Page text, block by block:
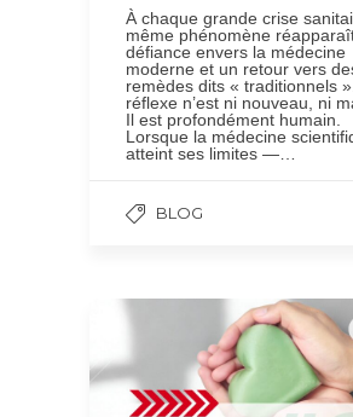
À chaque grande crise
même phénomène
défiance envers la médecine
moderne et un retour vers
remèdes dits « traditionnels
réflexe n’est ni nouveau, ni
Il est profondément humain.
Lorsque la médecine
atteint ses limites —…
BLOG